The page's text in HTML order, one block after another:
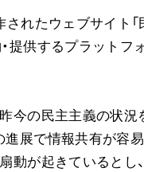
れたウェブサイト「
提供するプラットフ
今の民主主義の状況
展で情報共有が容
動が起きているとし